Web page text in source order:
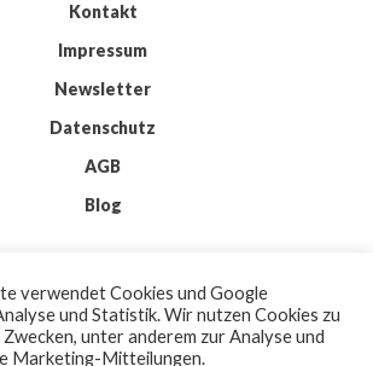
Kontakt
Impressum
Newsletter
Datenschutz
AGB
Blog
BYWORDPRESS
| THEME: ELMASTUDIO
| ICONS: FLATICON
verwendet Cookies und Google
und Statistik. Wir nutzen Cookies zu
unter anderem zur Analyse und
Marketing-Mitteilungen.